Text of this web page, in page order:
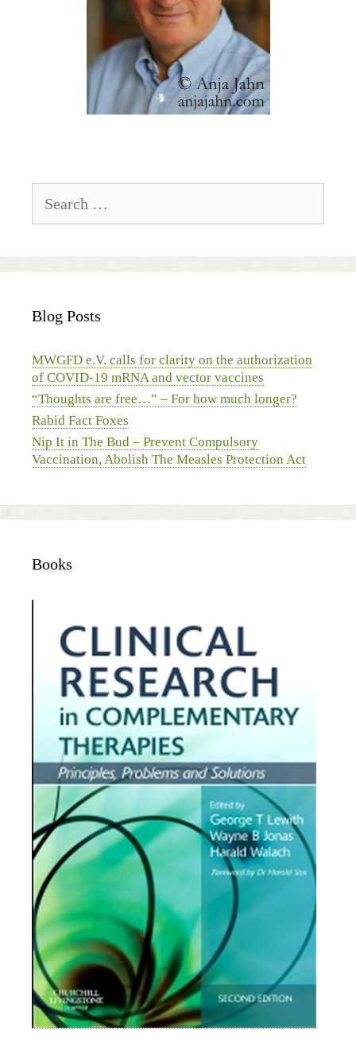
for:
Blog Posts
MWGFD e.V. calls for clarity on the authorization
of COVID-19 mRNA and vector vaccines
“Thoughts are free…” – For how much longer?
Rabid Fact Foxes
Nip It in The Bud – Prevent Compulsory
Vaccination, Abolish The Measles Protection Act
Books